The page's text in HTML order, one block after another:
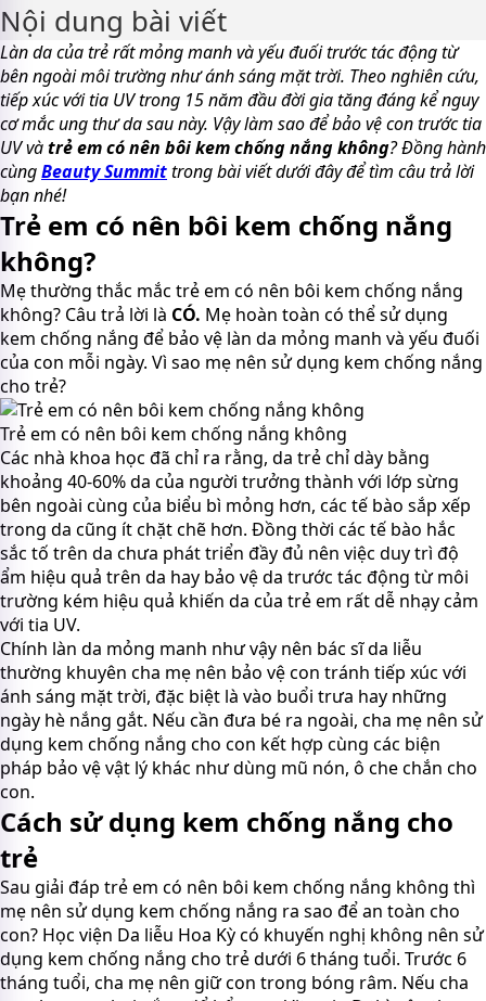
Nội dung bài viết
Làn da của trẻ rất mỏng manh và yếu đuối trước tác động từ
bên ngoài môi trường như ánh sáng mặt trời. Theo nghiên cứu,
tiếp xúc với tia UV trong 15 năm đầu đời gia tăng đáng kể nguy
cơ mắc ung thư da sau này. Vậy làm sao để bảo vệ con trước tia
UV vàtrẻ em có nên bôi kem chống nắng không? Đồng hành
cùngBeauty Summittrong bài viết dưới đây để tìm câu trả lời
bạn nhé!
Trẻ em có nên bôi kem chống nắng
không?
Mẹ thường thắc mắc trẻ em có nên bôi kem chống nắng
không? Câu trả lời là CÓ. Mẹ hoàn toàn có thể sử dụng
kem chống nắng để bảo vệ làn da mỏng manh và yếu đuối
của con mỗi ngày. Vì sao mẹ nên sử dụng kem chống nắng
cho trẻ?
Trẻ em có nên bôi kem chống nắng không
Các nhà khoa học đã chỉ ra rằng, da trẻ chỉ dày bằng
khoảng 40-60% da của người trưởng thành với lớp sừng
bên ngoài cùng của biểu bì mỏng hơn, các tế bào sắp xếp
trong da cũng ít chặt chẽ hơn. Đồng thời các tế bào hắc
sắc tố trên da chưa phát triển đầy đủ nên việc duy trì độ
ẩm hiệu quả trên da hay bảo vệ da trước tác động từ môi
trường kém hiệu quả khiến da của trẻ em rất dễ nhạy cảm
với tia UV.
Chính làn da mỏng manh như vậy nên bác sĩ da liễu
thường khuyên cha mẹ nên bảo vệ con tránh tiếp xúc với
ánh sáng mặt trời, đặc biệt là vào buổi trưa hay những
ngày hè nắng gắt. Nếu cần đưa bé ra ngoài, cha mẹ nên sử
dụng kem chống nắng cho con kết hợp cùng các biện
pháp bảo vệ vật lý khác như dùng mũ nón, ô che chắn cho
con.
Cách sử dụng kem chống nắng cho
trẻ
Sau giải đáp trẻ em có nên bôi kem chống nắng không thì
mẹ nên sử dụng kem chống nắng ra sao để an toàn cho
con? Học viện Da liễu Hoa Kỳ có khuyến nghị không nên sử
dụng kem chống nắng cho trẻ dưới 6 tháng tuổi. Trước 6
tháng tuổi, cha mẹ nên giữ con trong bóng râm. Nếu cha